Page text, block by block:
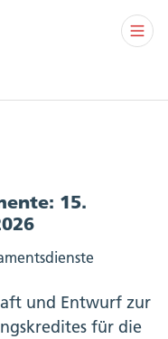
15.
und Entwurf zur
für die